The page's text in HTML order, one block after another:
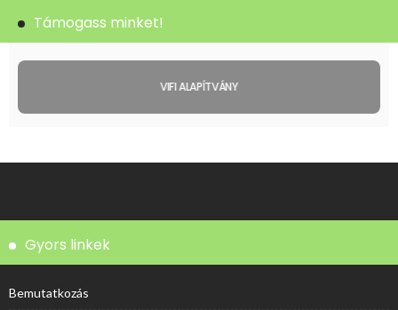
Támogass minket!
VIFI ALAPÍTVÁNY
Gyors linkek
Bemutatkozás